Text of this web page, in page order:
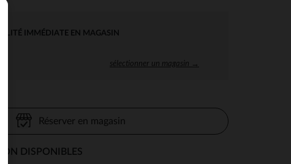
IMMÉDIATE EN MAGASIN
sélectionner un magasin →
Réserver en magasin
DISPONIBLES